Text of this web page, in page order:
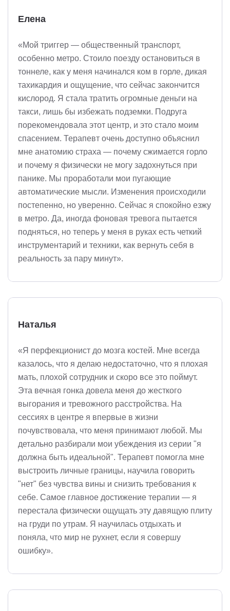
Елена
«Мой триггер — общественный транспорт,
особенно метро. Стоило поезду остановиться в
тоннеле, как у меня начинался ком в горле, дикая
тахикардия и ощущение, что сейчас закончится
кислород. Я стала тратить огромные деньги на
такси, лишь бы избежать подземки. Подруга
порекомендовала этот центр, и это стало моим
спасением. Терапевт очень доступно объяснил
мне анатомию страха — почему сжимается горло
и почему я физически не могу задохнуться при
панике. Мы проработали мои пугающие
автоматические мысли. Изменения происходили
постепенно, но уверенно. Сейчас я спокойно езжу
в метро. Да, иногда фоновая тревога пытается
подняться, но теперь у меня в руках есть четкий
инструментарий и техники, как вернуть себя в
реальность за пару минут».
Наталья
«Я перфекционист до мозга костей. Мне всегда
казалось, что я делаю недостаточно, что я плохая
мать, плохой сотрудник и скоро все это поймут.
Эта вечная гонка довела меня до жесткого
выгорания и тревожного расстройства. На
сессиях в центре я впервые в жизни
почувствовала, что меня принимают любой. Мы
детально разбирали мои убеждения из серии "я
должна быть идеальной". Терапевт помогла мне
выстроить личные границы, научила говорить
"нет" без чувства вины и снизить требования к
себе. Самое главное достижение терапии — я
перестала физически ощущать эту давящую плиту
на груди по утрам. Я научилась отдыхать и
поняла, что мир не рухнет, если я совершу
ошибку».